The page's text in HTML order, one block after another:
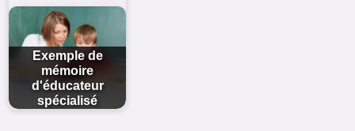
Exemple de
mémoire
d'éducateur
spécialisé